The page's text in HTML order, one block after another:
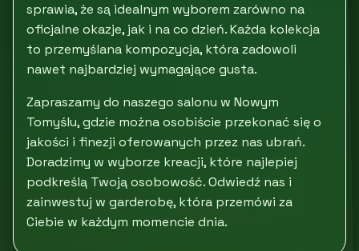
sprawia, że są idealnym wyborem zarówno na
oficjalne okazje, jak i na co dzień. Każda kolekcja
to przemyślana kompozycja, która zadowoli
nawet najbardziej wymagające gusta.
Zapraszamy do naszego salonu w Nowym
Tomyślu, gdzie można osobiście przekonać się o
jakości i finezji oferowanych przez nas ubrań.
Doradzimy w wyborze kreacji, które najlepiej
podkreślą Twoją osobowość. Odwiedź nas i
zainwestuj w garderobę, która przemówi za
Ciebie w każdym momencie dnia.